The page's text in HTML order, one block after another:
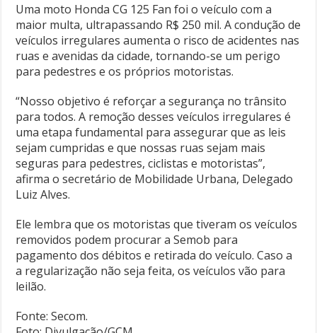
Uma moto Honda CG 125 Fan foi o veículo com a
maior multa, ultrapassando R$ 250 mil. A condução de
veículos irregulares aumenta o risco de acidentes nas
ruas e avenidas da cidade, tornando-se um perigo
para pedestres e os próprios motoristas.
“Nosso objetivo é reforçar a segurança no trânsito
para todos. A remoção desses veículos irregulares é
uma etapa fundamental para assegurar que as leis
sejam cumpridas e que nossas ruas sejam mais
seguras para pedestres, ciclistas e motoristas”,
afirma o secretário de Mobilidade Urbana, Delegado
Luiz Alves.
Ele lembra que os motoristas que tiveram os veículos
removidos podem procurar a Semob para
pagamento dos débitos e retirada do veículo. Caso a
a regularização não seja feita, os veículos vão para
leilão.
Fonte: Secom.